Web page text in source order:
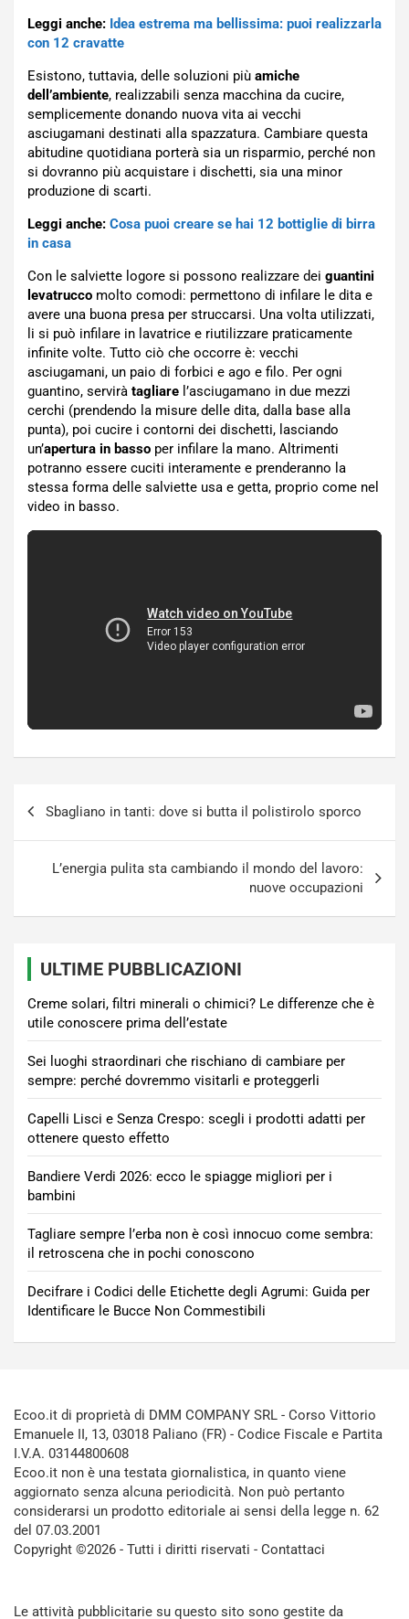
Leggi anche: Idea estrema ma bellissima: puoi realizzarla
con 12 cravatte
Esistono, tuttavia, delle soluzioni più amiche
dell’ambiente, realizzabili senza macchina da cucire,
semplicemente donando nuova vita ai vecchi
asciugamani destinati alla spazzatura. Cambiare questa
abitudine quotidiana porterà sia un risparmio, perché non
si dovranno più acquistare i dischetti, sia una minor
produzione di scarti.
Leggi anche: Cosa puoi creare se hai 12 bottiglie di birra
in casa
Con le salviette logore si possono realizzare dei guantini
levatrucco molto comodi: permettono di infilare le dita e
avere una buona presa per struccarsi. Una volta utilizzati,
li si può infilare in lavatrice e riutilizzare praticamente
infinite volte. Tutto ciò che occorre è: vecchi
asciugamani, un paio di forbici e ago e filo. Per ogni
guantino, servirà tagliare l’asciugamano in due mezzi
cerchi (prendendo la misure delle dita, dalla base alla
punta), poi cucire i contorni dei dischetti, lasciando
un’apertura in basso per infilare la mano. Altrimenti
potranno essere cuciti interamente e prenderanno la
stessa forma delle salviette usa e getta, proprio come nel
video in basso.
articoli
Sbagliano in tanti: dove si butta il polistirolo sporco
L’energia pulita sta cambiando il mondo del lavoro:
nuove occupazioni
ULTIME PUBBLICAZIONI
Creme solari, filtri minerali o chimici? Le differenze che è
utile conoscere prima dell’estate
Sei luoghi straordinari che rischiano di cambiare per
sempre: perché dovremmo visitarli e proteggerli
Capelli Lisci e Senza Crespo: scegli i prodotti adatti per
ottenere questo effetto
Bandiere Verdi 2026: ecco le spiagge migliori per i
bambini
Tagliare sempre l’erba non è così innocuo come sembra:
il retroscena che in pochi conoscono
Decifrare i Codici delle Etichette degli Agrumi: Guida per
Identificare le Bucce Non Commestibili
Ecoo.it di proprietà di DMM COMPANY SRL - Corso Vittorio
Emanuele II, 13, 03018 Paliano (FR) - Codice Fiscale e Partita
I.V.A. 03144800608
Ecoo.it non è una testata giornalistica, in quanto viene
aggiornato senza alcuna periodicità. Non può pertanto
considerarsi un prodotto editoriale ai sensi della legge n. 62
del 07.03.2001
Copyright ©2026 - Tutti i diritti riservati - Contattaci
Le attività pubblicitarie su questo sito sono gestite da